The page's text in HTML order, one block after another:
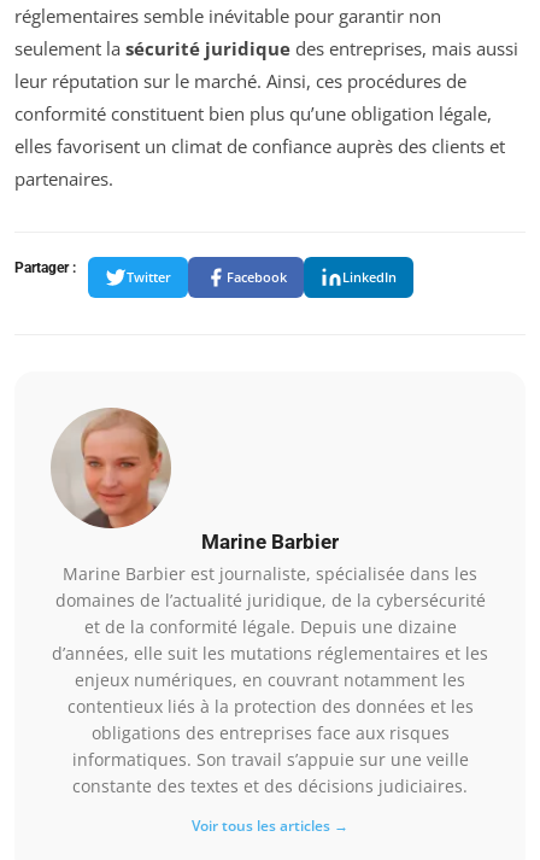
réglementaires semble inévitable pour garantir non
seulement la sécurité juridique des entreprises, mais aussi
leur réputation sur le marché. Ainsi, ces procédures de
conformité constituent bien plus qu’une obligation légale,
elles favorisent un climat de confiance auprès des clients et
partenaires.
Partager :
Twitter Facebook LinkedIn
Marine Barbier
Marine Barbier est journaliste, spécialisée dans les
domaines de l’actualité juridique, de la cybersécurité
et de la conformité légale. Depuis une dizaine
d’années, elle suit les mutations réglementaires et les
enjeux numériques, en couvrant notamment les
contentieux liés à la protection des données et les
obligations des entreprises face aux risques
informatiques. Son travail s’appuie sur une veille
constante des textes et des décisions judiciaires.
Voir tous les articles →